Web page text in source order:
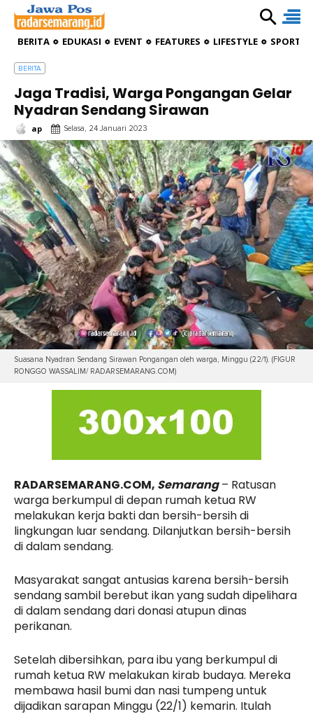
BERITA EDUKASI EVENT FEATURES LIFESTYLE
BERITA
Jaga Tradisi, Warga Pongangan Gelar
Nyadran Sendang Sirawan
ap Selasa, 24 Januari 2023
Suasana Nyadran Sendang Sirawan Pongangan oleh warga, Minggu (22/1). (FIGUR
RONGGO WASSALIM/ RADARSEMARANG.COM)
RADARSEMARANG.COM, Semarang– Ratusan
warga berkumpul di depan rumah ketua RW
melakukan kerja bakti dan bersih-bersih di
lingkungan luar sendang. Dilanjutkan bersih-bersih
di dalam sendang.
Masyarakat sangat antusias karena bersih-bersih
sendang sambil berebut ikan yang sudah dipelihara
di dalam sendang dari donasi atupun dinas
perikanan.
Setelah dibersihkan, para ibu yang berkumpul di
rumah ketua RW melakukan kirab budaya. Mereka
membawa hasil bumi dan nasi tumpeng untuk
dijadikan sarapan Minggu (22/1) kemarin. Itulah